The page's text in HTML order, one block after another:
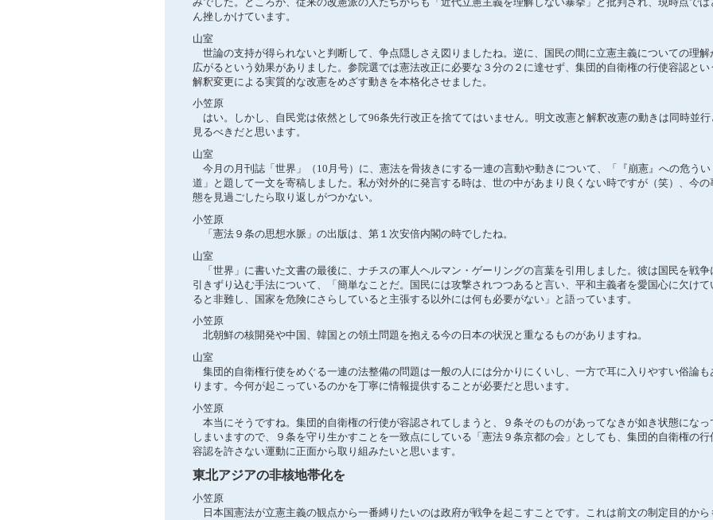
ん挫しかけています。
山室
世論の支持が得られないと判断して、争点隠しさえ図りましたね。逆に、国民の間に立憲主義についての理解
広がるという効果がありました。参院選では憲法改正に必要な３分の２に達せず、集団的自衛権の行使容認とい
解釈変更による実質的な改憲をめざす動きを本格化させました。
小笠原
はい。しかし、自民党は依然として96条先行改正を捨ててはいません。明文改憲と解釈改憲の動きは同時並行
見るべきだと思います。
山室
今月の月刊誌「世界」（10月号）に、憲法を骨抜きにする一連の言動や動きについて、「『崩憲』への危うい
道」と題して一文を寄稿しました。私が対外的に発言する時は、世の中があまり良くない時ですが（笑）、今の
態を見過ごしたら取り返しがつかない。
小笠原
「憲法９条の思想水脈」の出版は、第１次安倍内閣の時でしたね。
山室
「世界」に書いた文書の最後に、ナチスの軍人ヘルマン・ゲーリングの言葉を引用しました。彼は国民を戦争
引きずり込む手法について、「簡単なことだ。国民には攻撃されつつあると言い、平和主義者を愛国心に欠けて
ると非難し、国家を危険にさらしていると主張する以外には何も必要がない」と語っています。
小笠原
北朝鮮の核開発や中国、韓国との領土問題を抱える今の日本の状況と重なるものがありますね。
山室
集団的自衛権行使をめぐる一連の法整備の問題は一般の人には分かりにくいし、一方で耳に入りやすい俗論も
ります。今何が起こっているのかを丁寧に情報提供することが必要だと思います。
小笠原
本当にそうですね。集団的自衛権の行使が容認されてしまうと、９条そのものがあってなきが如き状態になっ
しまいますので、９条を守り生かすことを一致点にしている「憲法９条京都の会」としても、集団的自衛権の行
容認を許さない運動に正面から取り組みたいと思います。
東北アジアの非核地帯化を
小笠原
日本国憲法が立憲主義の観点から一番縛りたいのは政府が戦争を起こすことです。これは前文の制定目的から